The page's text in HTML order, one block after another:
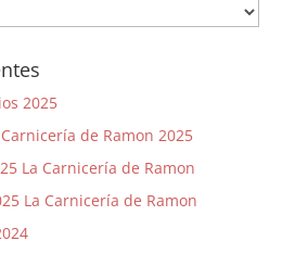
2025
de Ramon 2025
La Carnicería de Ramon
La Carnicería de Ramon